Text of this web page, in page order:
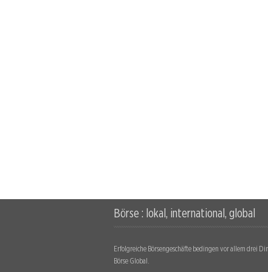
Börse : lokal, international, global
Erfolgreiche Börsengeschäfte bedingen vor allem drei
Börse Global.